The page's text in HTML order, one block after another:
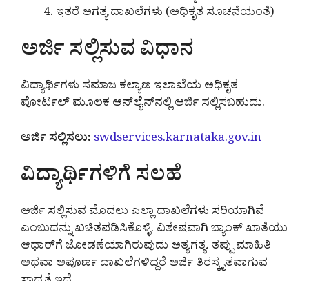
ಇತರೆ ಅಗತ್ಯ ದಾಖಲೆಗಳು (ಅಧಿಕೃತ ಸೂಚನೆಯಂತೆ)
ಅರ್ಜಿ ಸಲ್ಲಿಸುವ ವಿಧಾನ
ವಿದ್ಯಾರ್ಥಿಗಳು ಸಮಾಜ ಕಲ್ಯಾಣ ಇಲಾಖೆಯ ಅಧಿಕೃತ
ಪೋರ್ಟಲ್ ಮೂಲಕ ಆನ್‌ಲೈನ್‌ನಲ್ಲಿ ಅರ್ಜಿ ಸಲ್ಲಿಸಬಹುದು.
ಅರ್ಜಿ ಸಲ್ಲಿಸಲು: swdservices.karnataka.gov.in
ವಿದ್ಯಾರ್ಥಿಗಳಿಗೆ ಸಲಹೆ
ಅರ್ಜಿ ಸಲ್ಲಿಸುವ ಮೊದಲು ಎಲ್ಲಾ ದಾಖಲೆಗಳು ಸರಿಯಾಗಿವೆ
ಎಂಬುದನ್ನು ಖಚಿತಪಡಿಸಿಕೊಳ್ಳಿ. ವಿಶೇಷವಾಗಿ ಬ್ಯಾಂಕ್ ಖಾತೆಯು
ಆಧಾರ್‌ಗೆ ಜೋಡಣೆಯಾಗಿರುವುದು ಅತ್ಯಗತ್ಯ. ತಪ್ಪು ಮಾಹಿತಿ
ಅಥವಾ ಅಪೂರ್ಣ ದಾಖಲೆಗಳಿದ್ದರೆ ಅರ್ಜಿ ತಿರಸ್ಕೃತವಾಗುವ